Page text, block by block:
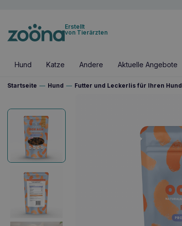
Erstellt
von Tierärzten
Hund Katze Andere Aktuelle Angebote
Startseite — Hund — Futter und Leckerlis für Ihren Hund